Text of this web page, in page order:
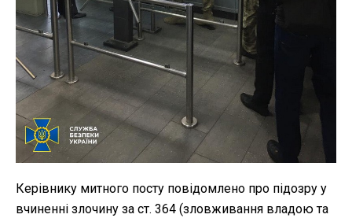
Керівнику митного посту повідомлено про підозру у
вчиненні злочину за ст. 364 (зловживання владою та